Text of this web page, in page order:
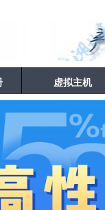
虚拟主机